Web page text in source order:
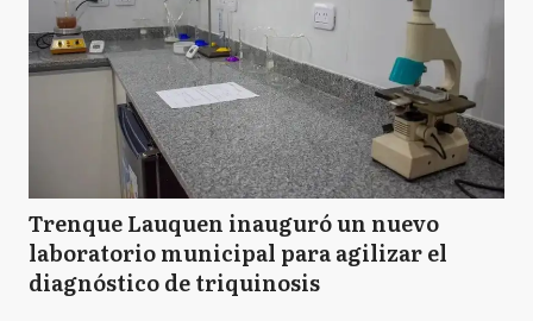
Trenque Lauquen inauguró un nuevo
laboratorio municipal para agilizar el
diagnóstico de triquinosis